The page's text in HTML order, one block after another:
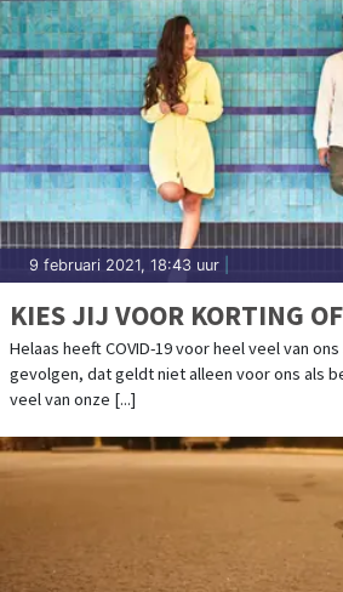
9 februari 2021, 18:43 uur
KIES JIJ VOOR KORTING
Helaas heeft COVID-19 voor heel veel van
gevolgen, dat geldt niet alleen voor ons als
veel van onze [...]